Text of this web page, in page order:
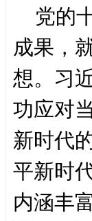
党的
成果，
想。习
功应对
新时代
平新时
内涵丰